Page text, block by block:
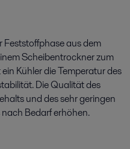
Feststoffphase aus dem
Scheibentrockner zum
Kühler die Temperatur des
Die Qualität des
und des sehr geringen
Bedarf erhöhen.